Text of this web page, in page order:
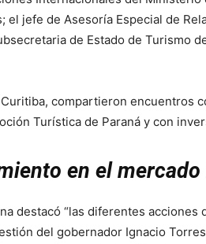
el jefe de Asesoría Especial de
de Estado de Turismo
compartieron encuentros
Turística de Paraná y con
en el
destacó “las diferentes
del gobernador Ignacio